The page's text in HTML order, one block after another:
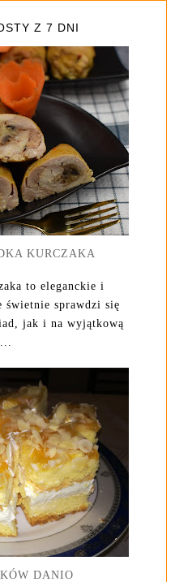
Z 7 DNI
KURCZAKA
to eleganckie i
świetnie sprawdzi się
jak i na wyjątkową
DANIO